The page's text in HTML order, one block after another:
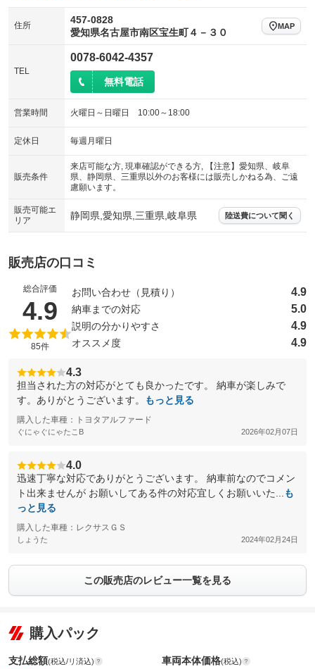
装備略号／用語解説
住所
457-0828
愛知県名古屋市南区宝生町４－３０
MAP
TEL
0078-6042-4357
無料電話
営業時間 火曜日～日曜日 10:00～18:00
定休日 毎週月曜日
販売条件
来店可能な方, 現車確認ができる方, 【注意】愛知県、岐阜
県、静岡県、三重県以外のお客様には販売しかねる為、ご遠
慮願います。
販売可能エ
リア
静岡県,愛知県,三重県,岐阜県 陸送費について聞く
販売店の口コミ
総合評価
4.9 （5点満点中）
85件
お問い合わせ（見積り） 4.9
納車までの対応 5.0
説明の分かりやすさ 4.9
オススメ度 4.9
4.3
担当された方の対応がとても良かったです。 納車が楽しみで
す。ありがとうございます。
もっと見る
購入した車種：トヨタアルファード
ぐにゃぐにゃたこB 2026年02月07日
4.0
迅速丁寧な対応でありがとうございます。 納車前なのでコメン
ト出来ませんが お願いしてある件の対応宜しくお願いいた...
も
っと見る
購入した車種：レクサスＧＳ
しょうた 2024年02月24日
この販売店のレビュー一覧を見る
購入パック
支払総額(税込/リ済込) 車両本体価格(税込)